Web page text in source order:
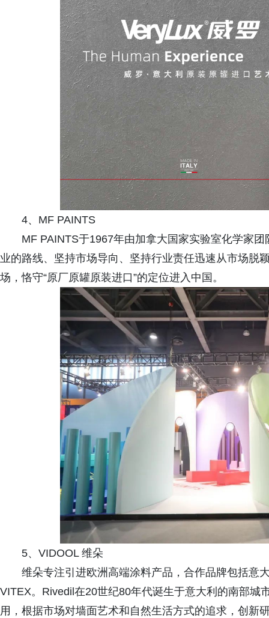
4、MF PAINTS
MF PAINTS于1967年由加拿大国家实验室化学家
业的路线、坚持市场导向、坚持行业责任迅速从市场脱
场，恪守“原厂原罐原装进口”的定位进入中国。
5、VIDOOL 维朵
维朵专注引进欧洲高端涂料产品，合作品牌包括意
VITEX。Rivedil在20世纪80年代诞生于意大利的南部城
用，根据市场对墙面艺术和自然生活方式的追求，创新